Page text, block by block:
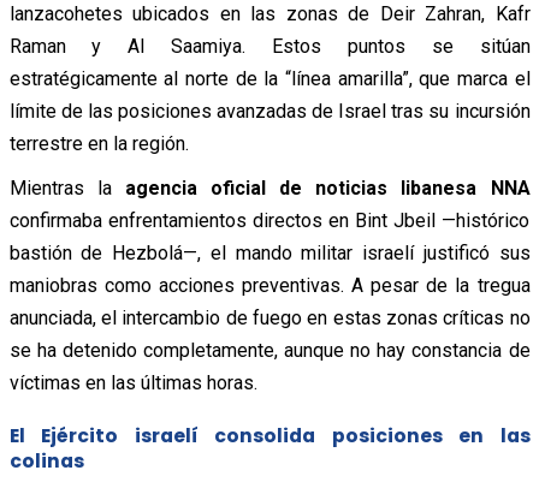
lanzacohetes ubicados en las zonas de Deir Zahran, Kafr
Raman y Al Saamiya. Estos puntos se sitúan
estratégicamente al norte de la “línea amarilla”, que marca el
límite de las posiciones avanzadas de Israel tras su incursión
terrestre en la región.
Mientras la agencia oficial de noticias libanesa NNA
confirmaba enfrentamientos directos en Bint Jbeil —histórico
bastión de Hezbolá—, el mando militar israelí justificó sus
maniobras como acciones preventivas. A pesar de la tregua
anunciada, el intercambio de fuego en estas zonas críticas no
se ha detenido completamente, aunque no hay constancia de
víctimas en las últimas horas.
El Ejército israelí consolida posiciones en las
colinas